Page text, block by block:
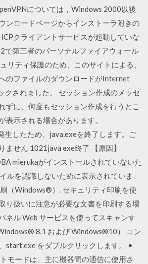
については，Windows 2000以後
ンロードページからインストーラ附きの
クライアントサービスが起動していな
で第三者のパーソナルファイアウォール
リティ保護のため、このサイトによる、
のファイルのダウンロードがInternet
クされました。 セッション作成のメッセ
ずに、何度もセッション作成を行うとこ
表示される場合があります。
生したため、java.exeを終了します。ご
ません 1021java exe終了 【原因】
mierukaがインストールされていないた
ルを認識しないために表示されていま
（Windows®）. セキュリティ印刷を使
り扱いに注意が必要な文書を印刷する場
ネル Web サービスを使ってスキャンす
8.1 および Windows®10） コン
start.exe をダブルクリックします。 •
モードは、主に機器間の通信に使用さ